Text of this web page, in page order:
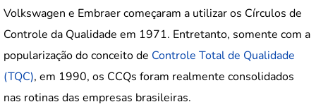
Volkswagen e Embraer começaram a utilizar os Círculos de
Controle da Qualidade em 1971. Entretanto, somente com a
popularização do conceito de Controle Total de Qualidade
(TQC), em 1990, os CCQs foram realmente consolidados
nas rotinas das empresas brasileiras.